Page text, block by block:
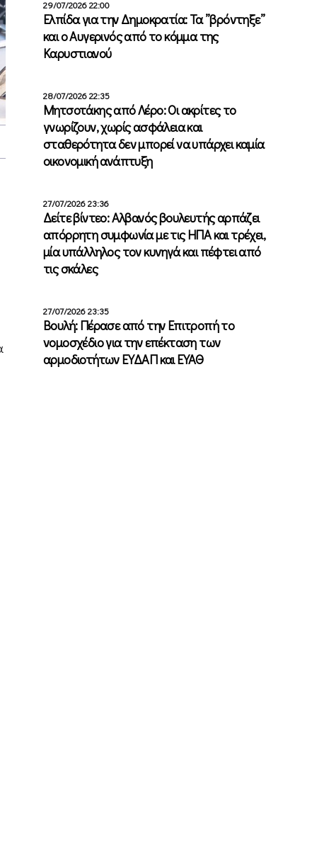
29/07/2026 22:00
Ελπίδα για την Δημοκρατία: Τα ”βρόντηξε”
και ο Αυγερινός από το κόμμα της
Καρυστιανού
28/07/2026 22:35
Μητσοτάκης από Λέρο: Οι ακρίτες το
γνωρίζουν, χωρίς ασφάλεια και
σταθερότητα δεν μπορεί να υπάρχει καμία
οικονομική ανάπτυξη
27/07/2026 23:36
Δείτε βίντεο: Αλβανός βουλευτής αρπάζει
απόρρητη συμφωνία με τις ΗΠΑ και τρέχει,
μία υπάλληλος τον κυνηγά και πέφτει από
τις σκάλες
27/07/2026 23:35
Βουλή: Πέρασε από την Επιτροπή το
νομοσχέδιο για την επέκταση των
αρμοδιοτήτων ΕΥΔΑΠ και ΕΥΑΘ